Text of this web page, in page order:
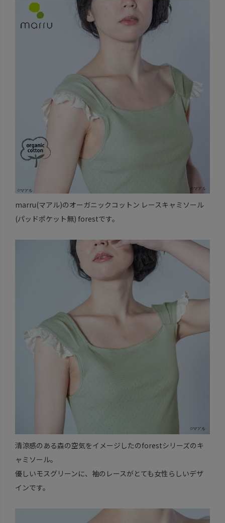
marru(マアル)のオーガニックコットン レースキャミソール
(パッドポケット無) forestです。
清涼感のある森の空気をイメージしたのforestシリーズのキ
ャミソール。
優しいモスグリーンに、袖のレースがとても女性らしいデザ
インです。